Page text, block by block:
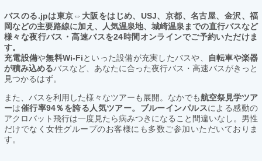
バスのる.jpは東京⇔大阪をはじめ、USJ、京都、名古屋、金沢、福
岡などの主要路線に加え、人気温泉地、城崎温泉までの直行バスなど
様々な夜行バス・高速バスを24時間オンラインでご予約いただけま
す。
充電設備や無料Wi-Fiといった設備が充実したバスや、
自転車や楽器
が積み込めるバスなど、あなたに合った夜行バス・高速バスがきっと
見つかるはず。
また、バスを利用した様々なツアーも展開。なかでも航空祭見学ツア
ーは催行率94％を誇る人気ツアー。ブルーインパルスによる感動の
アクロバット飛行は一度見たら病みつきになること間違いなし。男性
だけでなく女性グループのお客様にも多数ご参加いただいておりま
す。